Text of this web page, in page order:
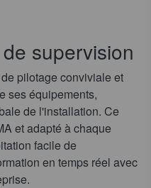
supervision
pilotage conviviale et
ses équipements,
de l'installation. Ce
et adapté à chaque
facile de
en temps réel avec